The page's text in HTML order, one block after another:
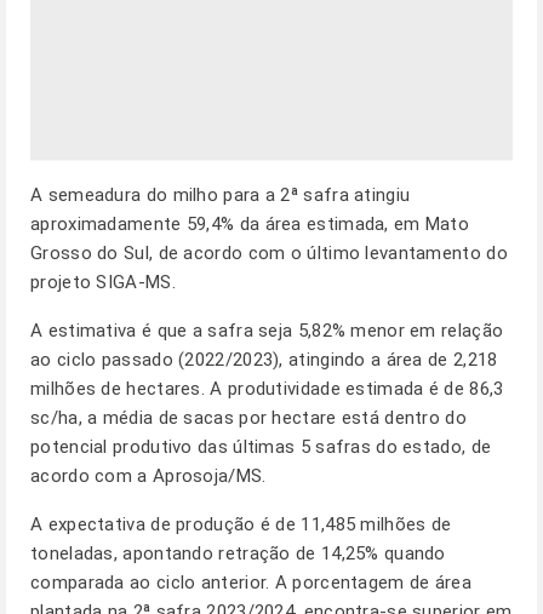
A semeadura do milho para a 2ª safra atingiu
aproximadamente 59,4% da área estimada, em Mato
Grosso do Sul, de acordo com o último levantamento do
projeto SIGA-MS.
A estimativa é que a safra seja 5,82% menor em relação
ao ciclo passado (2022/2023), atingindo a área de 2,218
milhões de hectares. A produtividade estimada é de 86,3
sc/ha, a média de sacas por hectare está dentro do
potencial produtivo das últimas 5 safras do estado, de
acordo com a Aprosoja/MS.
A expectativa de produção é de 11,485 milhões de
toneladas, apontando retração de 14,25% quando
comparada ao ciclo anterior. A porcentagem de área